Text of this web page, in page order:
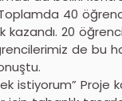
40
kazandı. 20
de bu
istiyorum” Proje